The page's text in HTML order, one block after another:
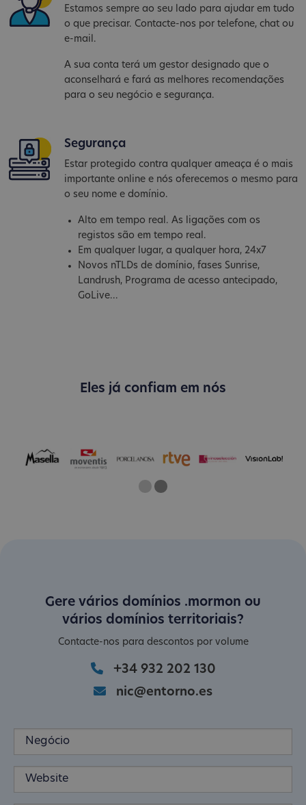
Estamos sempre ao seu lado para ajudar em tudo
o que precisar. Contacte-nos por telefone, chat ou
e-mail.
A sua conta terá um gestor designado que o
aconselhará e fará as melhores recomendações
para o seu negócio e segurança.
Segurança
Estar protegido contra qualquer ameaça é o mais
importante online e nós oferecemos o mesmo para
o seu nome e domínio.
Alto em tempo real. As ligações com os
registos são em tempo real.
Em qualquer lugar, a qualquer hora, 24x7
Novos nTLDs de domínio, fases Sunrise,
Landrush, Programa de acesso antecipado,
GoLive...
Eles já confiam em nós
One
Current Slide
Two
Gere vários domínios .mormon ou
vários domínios territoriais?
Contacte-nos para descontos por volume
+34 932 202 130
nic@entorno.es